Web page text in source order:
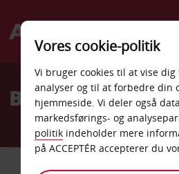
Welcome
AvisBilleje
Vores cookie-politik
Vi bruger cookies til at vise
analyser og til at forbedre din
hjemmeside. Vi deler også
markedsførings- og
politik indeholder mere
på ACCEPTÉR accepterer du